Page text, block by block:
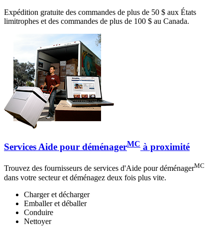
Expédition gratuite des commandes de plus de 50 $ aux États
limitrophes et des commandes de plus de 100 $ au Canada.
Services Aide pour déménagerMC à proximité
Trouvez des fournisseurs de services d'Aide pour déménagerMC
dans votre secteur et déménagez deux fois plus vite.
Charger et décharger
Emballer et déballer
Conduire
Nettoyer